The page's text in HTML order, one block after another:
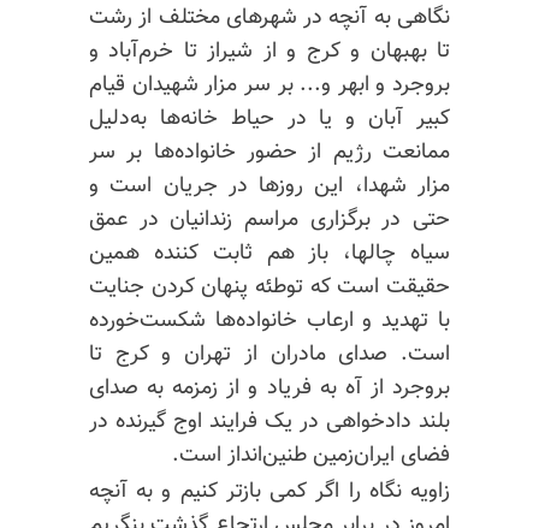
نگاهی به آنچه در شهرهای مختلف از رشت
تا بهبهان و کرج و از شیراز تا خرم‌آباد و
بروجرد و ابهر و... بر سر مزار شهیدان قیام
کبیر آبان و یا در حیاط خانه‌ها به‌دلیل
ممانعت رژیم از حضور خانواده‌ها بر سر
مزار شهدا، این روزها در جریان است و
حتی در برگزاری مراسم زندانیان در عمق
سیاه چالها، باز هم ثابت کننده همین
حقیقت است که توطئه پنهان کردن جنایت
با تهدید و ارعاب خانواده‌ها شکست‌خورده
است. صدای مادران از تهران و کرج تا
بروجرد از آه به فریاد و از زمزمه به صدای
بلند دادخواهی در یک فرایند اوج گیرنده در
فضای ایران‌زمین طنین‌انداز است.
زاویه نگاه را اگر کمی بازتر کنیم و به آنچه